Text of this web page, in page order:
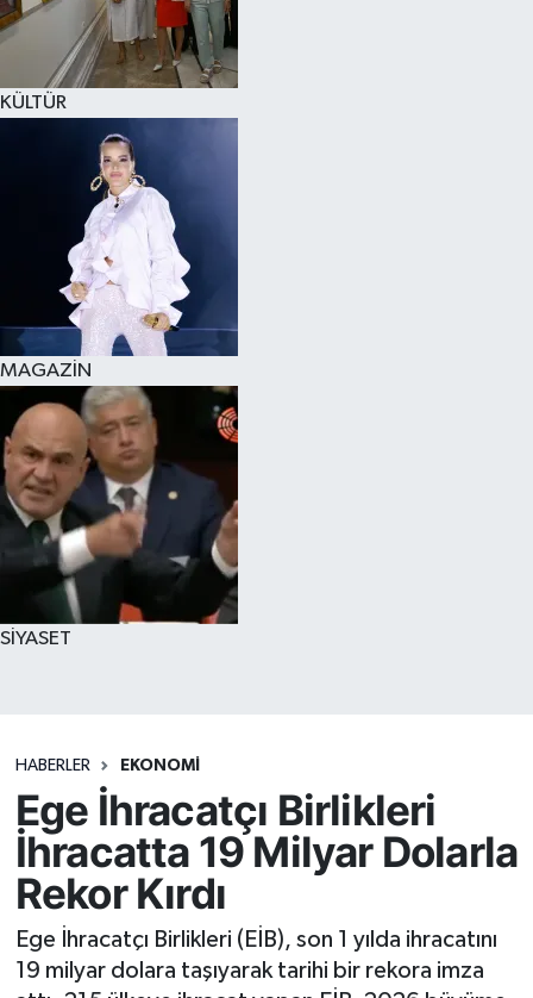
KÜLTÜR
MAGAZİN
SİYASET
HABERLER EKONOMİ
Ege İhracatçı Birlikleri
İhracatta 19 Milyar Dolarla
Rekor Kırdı
Ege İhracatçı Birlikleri (EİB), son 1 yılda ihracatını
19 milyar dolara taşıyarak tarihi bir rekora imza